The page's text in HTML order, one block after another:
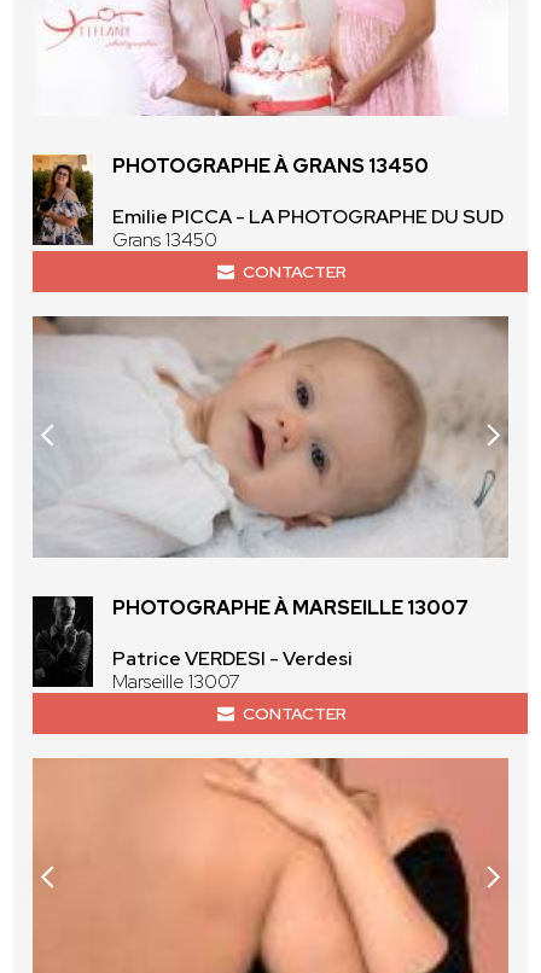
PHOTOGRAPHE À GRANS 13450
Emilie PICCA - LA PHOTOGRAPHE DU SUD
Grans 13450
CONTACTER
PHOTOGRAPHE À MARSEILLE 13007
Patrice VERDESI - Verdesi
Marseille 13007
CONTACTER